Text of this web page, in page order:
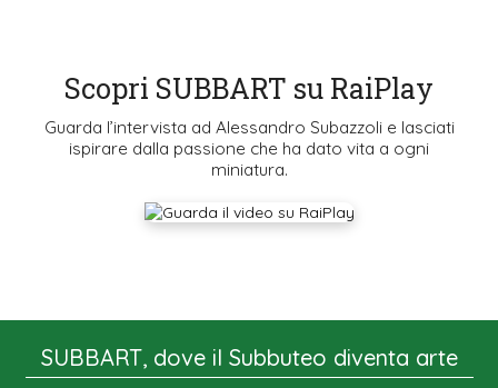
Scopri SUBBART su RaiPlay
Guarda l’intervista ad Alessandro Subazzoli e lasciati
ispirare dalla passione che ha dato vita a ogni
miniatura.
SUBBART, dove il Subbuteo diventa arte